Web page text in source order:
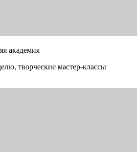
академия
творческие мастер-классы